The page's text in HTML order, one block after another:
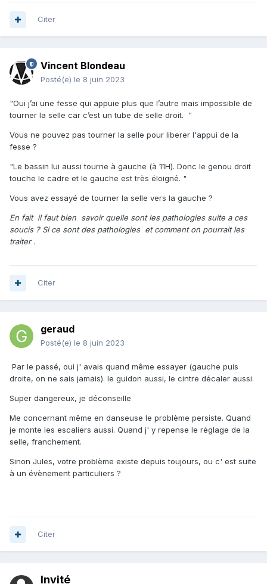
Citer
Vincent Blondeau
Posté(e) le 8 juin 2023
"Oui j’ai une fesse qui appuie plus que l’autre mais impossible de
tourner la selle car c’est un tube de selle droit. "
Vous ne pouvez pas tourner la selle pour liberer l'appui de la
fesse ?
"Le bassin lui aussi tourne à gauche (à 11H). Donc le genou droit
touche le cadre et le gauche est très éloigné. "
Vous avez essayé de tourner la selle vers la gauche ?
En fait il faut bien savoir quelle sont les pathologies suite a ces
soucis ? Si ce sont des pathologies et comment on pourrait les
traiter .
Citer
geraud
Posté(e) le 8 juin 2023
Par le passé, oui j' avais quand même essayer (gauche puis
droite, on ne sais jamais). le guidon aussi, le cintre décaler aussi.
Super dangereux, je déconseille
Me concernant même en danseuse le problème persiste. Quand
je monte les escaliers aussi. Quand j' y repense le réglage de la
selle, franchement.
Sinon Jules, votre problème existe depuis toujours, ou c' est suite
à un évènement particuliers ?
Citer
Invité